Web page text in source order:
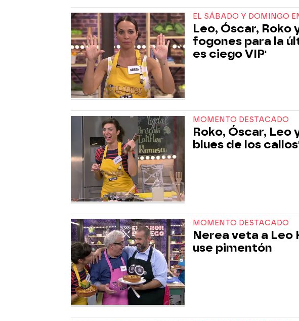
EL SÁBADO Y DOMINGO
Leo, Óscar, Roko
fogones para la
es ciego VIP'
MOMENTO DESTACADO
Roko, Óscar, Leo
blues de los
MOMENTO DESTACADO
Nerea veta a Leo
use pimentón